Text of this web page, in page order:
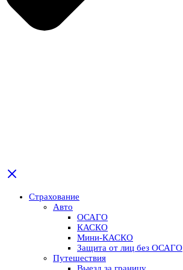
Страхование
Авто
ОСАГО
КАСКО
Мини-КАСКО
Защита от лиц без ОСАГО
Путешествия